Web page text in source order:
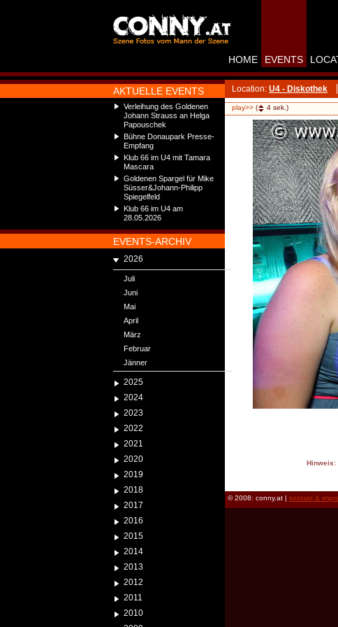
AKTUELLE EVENTS
Verleihung des Goldenen
Johann Strauss an Helga
Papouschek
Bühne Donaupark Presse-
Empfang
Klub 66 im U4 mit Tamara
Mascara
Goldenen Spargel für Mike
Süsser&Johann-Philipp
Spiegelfeld
Klub 66 im U4 am
28.05.2026
EVENTS-ARCHIV
2026
Juli
Juni
Mai
April
März
Februar
Jänner
2025
2024
2023
2022
2021
2020
2019
2018
2017
2016
2015
2014
2013
2012
2011
2010
HOME EVENTS
Location: U4 - Diskothek
play>> ( 4 sek.)
Hinweis:
© 2008: conny.at | kontakt &